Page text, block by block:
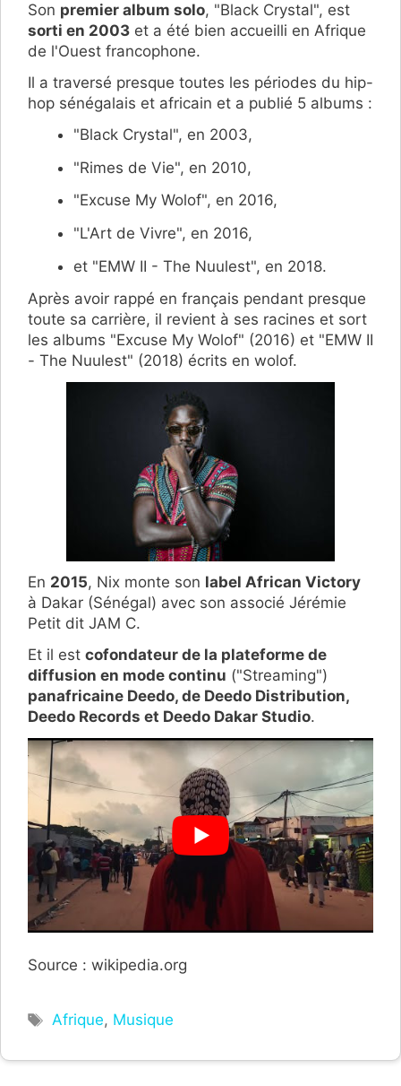
Son premier album solo, "Black Crystal", est
sorti en 2003 et a été bien accueilli en Afrique
de l'Ouest francophone.
Il a traversé presque toutes les périodes du hip-
hop sénégalais et africain et a publié 5 albums :
"Black Crystal", en 2003,
"Rimes de Vie", en 2010,
"Excuse My Wolof", en 2016,
"L'Art de Vivre", en 2016,
et "EMW II - The Nuulest", en 2018.
Après avoir rappé en français pendant presque
toute sa carrière, il revient à ses racines et sort
les albums "Excuse My Wolof" (2016) et "EMW II
- The Nuulest" (2018) écrits en wolof.
En 2015, Nix monte son label African Victory
à Dakar (Sénégal) avec son associé Jérémie
Petit dit JAM C.
Et il est cofondateur de la plateforme de
diffusion en mode continu ("Streaming")
panafricaine Deedo, de Deedo Distribution,
Deedo Records et Deedo Dakar Studio.
Source : wikipedia.org
Étiquettes
Afrique, Musique